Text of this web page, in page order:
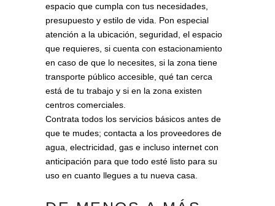
espacio que cumpla con tus necesidades,
presupuesto y estilo de vida. Pon especial
atención a la ubicación, seguridad, el espacio
que requieres, si cuenta con estacionamiento
en caso de que lo necesites, si la zona tiene
transporte público accesible, qué tan cerca
está de tu trabajo y si en la zona existen
centros comerciales.
Contrata todos los servicios básicos antes de
que te mudes; contacta a los proveedores de
agua, electricidad, gas e incluso internet con
anticipación para que todo esté listo para su
uso en cuanto llegues a tu nueva casa.